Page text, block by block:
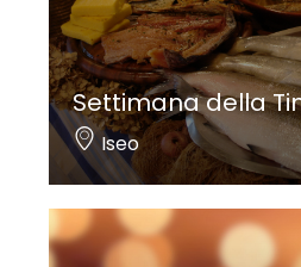
Settimana della
Iseo